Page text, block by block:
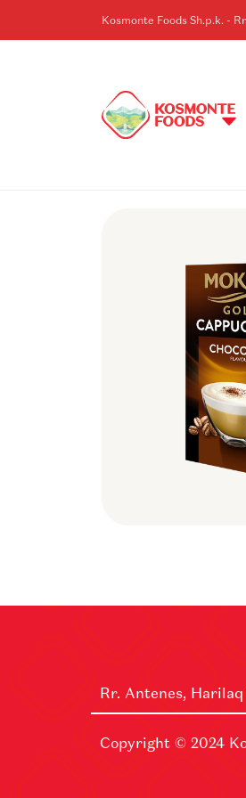
Kosmonte Foods Sh.p.k. -
HOME>BRENDET
Rr. Antenes, Harilaq
Copyright © 2024